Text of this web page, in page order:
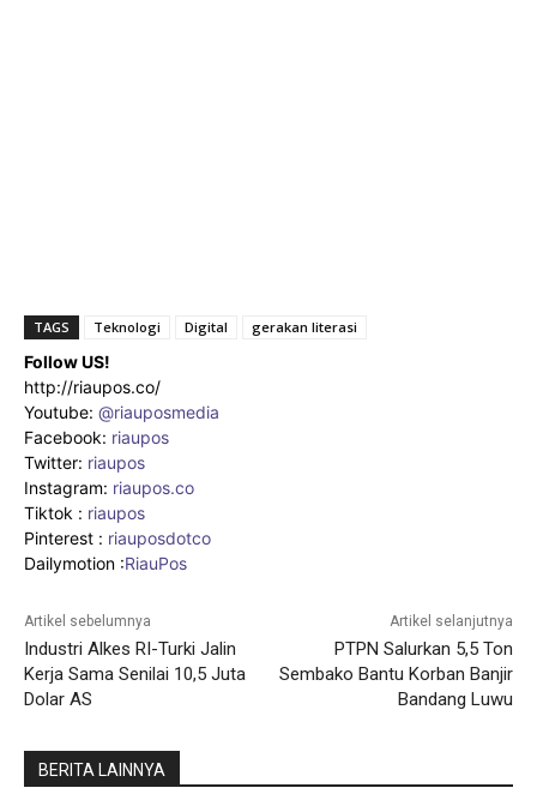
TAGS Teknologi Digital gerakan literasi
Follow US!
http://riaupos.co/
Youtube: @riauposmedia
Facebook: riaupos
Twitter: riaupos
Instagram: riaupos.co
Tiktok : riaupos
Pinterest : riauposdotco
Dailymotion :RiauPos
Artikel sebelumnya
Industri Alkes RI-Turki Jalin
Kerja Sama Senilai 10,5 Juta
Dolar AS
Artikel selanjutnya
PTPN Salurkan 5,5 Ton
Sembako Bantu Korban Banjir
Bandang Luwu
BERITA LAINNYA